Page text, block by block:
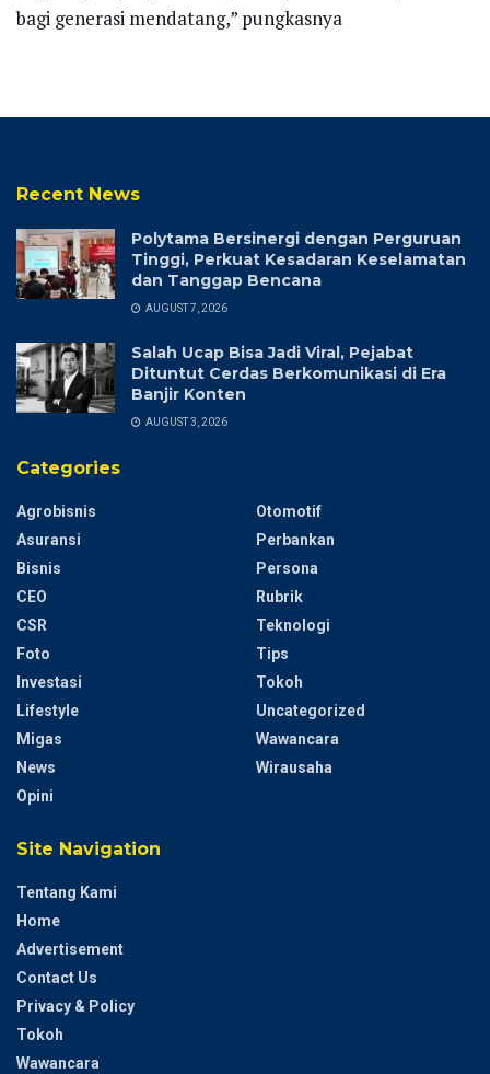
bagi generasi mendatang,” pungkasnya
Recent News
Polytama Bersinergi dengan Perguruan
Tinggi, Perkuat Kesadaran Keselamatan
dan Tanggap Bencana
AUGUST 7, 2026
Salah Ucap Bisa Jadi Viral, Pejabat
Dituntut Cerdas Berkomunikasi di Era
Banjir Konten
AUGUST 3, 2026
Categories
Agrobisnis
Asuransi
Bisnis
CEO
CSR
Foto
Investasi
Lifestyle
Migas
News
Opini
Otomotif
Perbankan
Persona
Rubrik
Teknologi
Tips
Tokoh
Uncategorized
Wawancara
Wirausaha
Site Navigation
Tentang Kami
Home
Advertisement
Contact Us
Privacy & Policy
Tokoh
Wawancara